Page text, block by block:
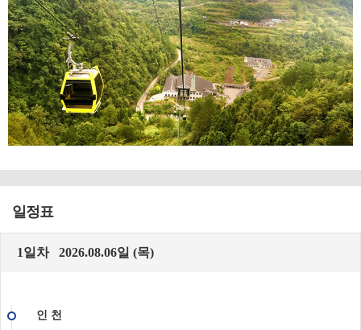
일정표
1일차 2026.08.06일 (목)
인 천